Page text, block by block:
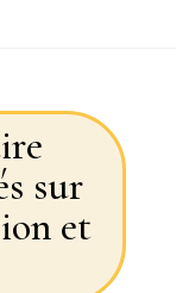
sur
et